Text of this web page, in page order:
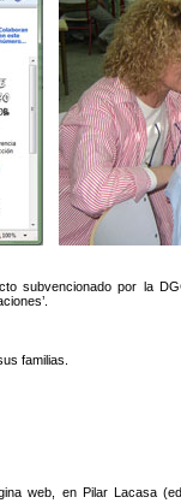
subvencionado por la
familias.
web, en Pilar Lacasa